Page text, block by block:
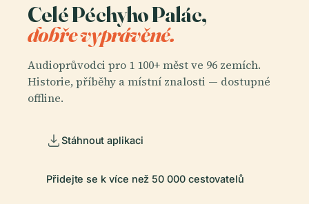
Celé Péchyho Palác,
dobře vyprávěné.
Audioprůvodci pro 1 100+ měst ve 96 zemích.
Historie, příběhy a místní znalosti — dostupné
offline.
Stáhnout aplikaci
Přidejte se k více než 50 000 cestovatelů